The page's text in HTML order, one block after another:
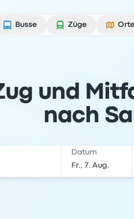
Busse
Züge Orte
und
nach
Datum